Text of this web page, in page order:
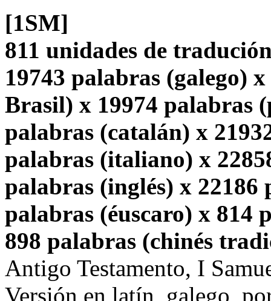
[1SM]
811 unidades de
19743 palabras (galego)
Brasil) x 19974 palabras
palabras (catalán) x
palabras (italiano) x
palabras (inglés) x 22186
palabras (éuscaro) x 814
898 palabras (chinés
Antigo Testamento, I
Versión en latín, galego,